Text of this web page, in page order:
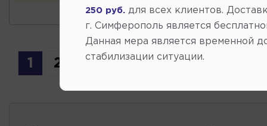
1 2 3
250 руб.
для всех клиентов.
г. Симферополь является
Данная мера является временной
стабилизации ситуации.